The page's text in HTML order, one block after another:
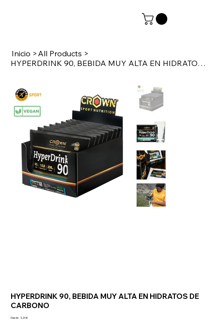
Inicio > All Products >
HYPERDRINK 90, BEBIDA MUY ALTA EN HIDRATOS DE CARBONO
HYPERDRINK 90, BEBIDA MUY ALTA EN HIDRATOS DE
CARBONO
Desde Precio
3,20 €